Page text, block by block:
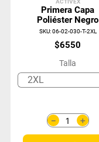
ACTIVEX
Primera Capa
Poliéster Negro
SKU:06-02-030-T-2XL
$6550
Talla
2XL
＋
－